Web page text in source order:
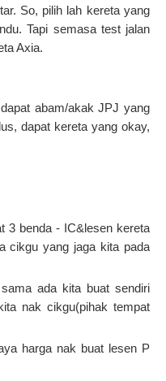
So, pilih lah kereta yang
Tapi semasa test jalan
Axia.
abam/akak JPJ yang
dapat kereta yang okay,
3 benda - IC&lesen kereta
cikgu yang jaga kita pada
ada kita buat sendiri
nak cikgu(pihak tempat
harga nak buat lesen P